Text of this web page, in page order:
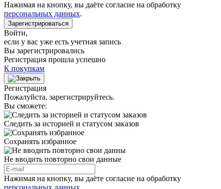
Нажимая на кнопку, вы даёте согласие на обработку
персональных данных.
Зарегистрироваться
Войти,
если у вас уже есть учетная запись
Вы зарегистрировались
Регистрация прошла успешно
К покупкам
Регистрация
Пожалуйста, зарегистрируйтесь.
Вы сможете:
Следить за историей и статусом заказов
Сохранять избранное
Не вводить повторно свои данные
Нажимая на кнопку, вы даёте согласие на обработку